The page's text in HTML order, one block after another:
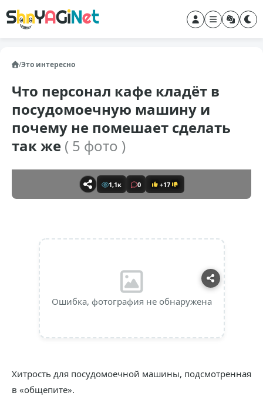
/Это интересно
Что персонал кафе кладёт в
посудомоечную машину и
почему не помешает сделать
так же ( 5 фото )
1,1к 0 +17
Ошибка, фотография не обнаружена
Хитрость для посудомоечной машины, подсмотренная
в «общепите».